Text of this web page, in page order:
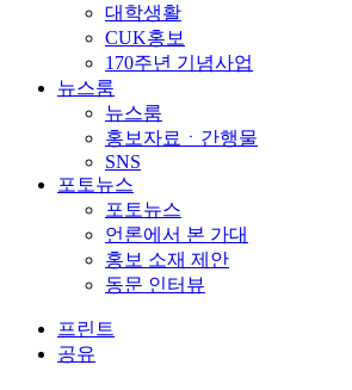
대학생활
CUK홍보
170주년 기념사업
뉴스룸
뉴스룸
홍보자료ㆍ간행물
SNS
포토뉴스
포토뉴스
언론에서 본 가대
홍보 소재 제안
동문 인터뷰
프린트
공유